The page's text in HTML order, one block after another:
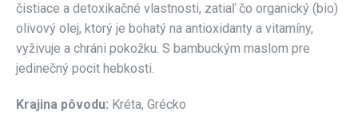
čistiace a detoxikačné vlastnosti, zatiaľ čo organický (bio)
olivový olej, ktorý je bohatý na antioxidanty a vitamíny,
vyživuje a chráni pokožku. S bambuckým maslom pre
jedinečný pocit hebkosti.
Krajina pôvodu: Kréta, Grécko